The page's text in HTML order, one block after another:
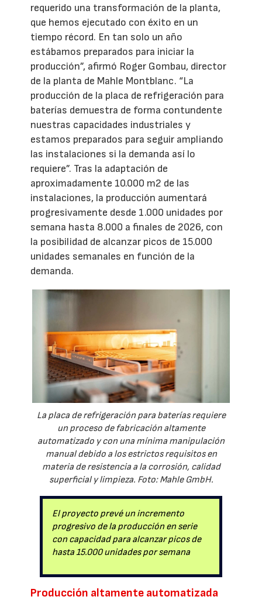
requerido una transformación de la planta,
que hemos ejecutado con éxito en un
tiempo récord. En tan solo un año
estábamos preparados para iniciar la
producción”, afirmó Roger Gombau, director
de la planta de Mahle Montblanc. “La
producción de la placa de refrigeración para
baterías demuestra de forma contundente
nuestras capacidades industriales y
estamos preparados para seguir ampliando
las instalaciones si la demanda así lo
requiere”. Tras la adaptación de
aproximadamente 10.000 m2 de las
instalaciones, la producción aumentará
progresivamente desde 1.000 unidades por
semana hasta 8.000 a finales de 2026, con
la posibilidad de alcanzar picos de 15.000
unidades semanales en función de la
demanda.
La placa de refrigeración para baterías requiere
un proceso de fabricación altamente
automatizado y con una mínima manipulación
manual debido a los estrictos requisitos en
materia de resistencia a la corrosión, calidad
superficial y limpieza. Foto: Mahle GmbH.
El proyecto prevé un incremento
progresivo de la producción en serie
con capacidad para alcanzar picos de
hasta 15.000 unidades por semana
Producción altamente automatizada